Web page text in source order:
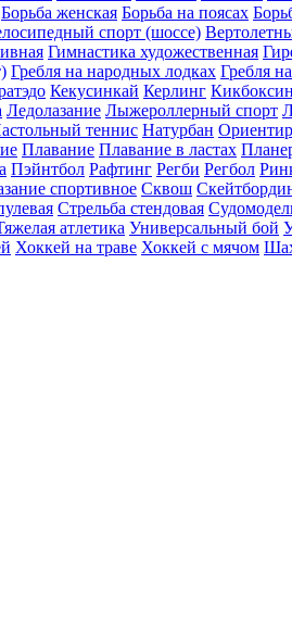
Борьба женская Борьба на поясах
спорт (шоссе)
Гимнастика художественная
Гребля на народных лодках Гребля
Кекусинкай Керлинг
Ледолазание Лыжероллерный спорт
теннис Натурбан
Плавание Плавание в ластах
Пэйнтбол Рафтинг Регби Регбол
спортивное Сквош
Стрельба стендовая
атлетика Универсальный бой
Хоккей на траве Хоккей с мячом